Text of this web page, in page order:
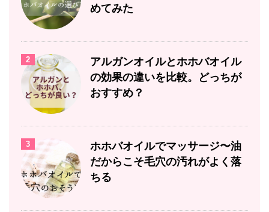
めてみた
2
アルガンオイルとホホバオイル
の効果の違いを比較。どっちが
おすすめ？
3
ホホバオイルでマッサージ〜油
だからこそ毛穴の汚れがよく落
ちる